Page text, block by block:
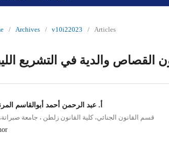
/ Archives / v10i22023 / Articles
أ. عبد الرحمن أحمد أبوالقاسم
قسم القانون الجنائي، كلية القانون زلطن ، جامعة صبراتة،